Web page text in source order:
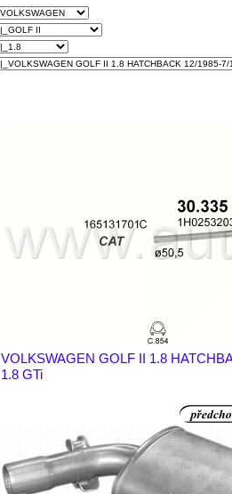
VOLKSWAGEN GOLF II 1.8
1.8 GTi